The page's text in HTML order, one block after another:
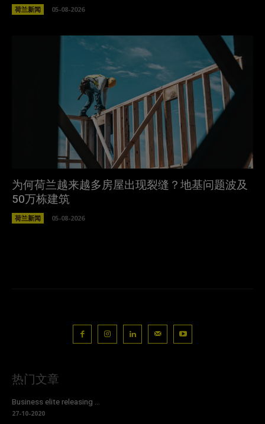
荷兰新闻 05-08-2026
为何荷兰越来越多房屋出现裂缝？地基问题波及
50万栋建筑
荷兰新闻 05-08-2026
热门文章
Business elite releasing ...
27-10-2020